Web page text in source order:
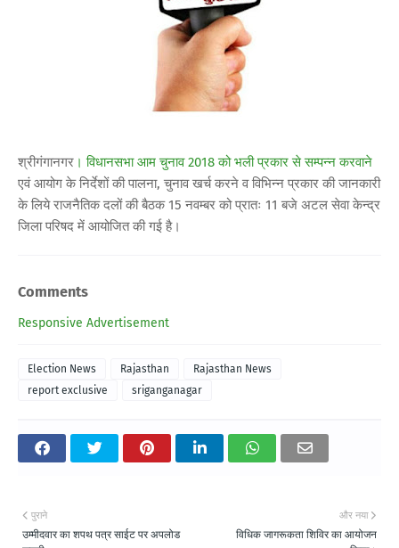
श्रीगंगानगर । विधानसभा आम चुनाव 2018 को भली प्रकार से सम्पन्न करवाने
एवं आयोग के निर्देशों की पालना, चुनाव खर्च करने व विभिन्न प्रकार की जानकारी
के लिये राजनैतिक दलों की बैठक 15 नवम्बर को प्रातः 11 बजे अटल सेवा केन्द्र
जिला परिषद में आयोजित की गई है।
Comments
Responsive Advertisement
Election News Rajasthan
Rajasthan News
report exclusive
sriganganagar
और नया
विधिक जागरूकता शिविर का आयोजन
पुराने
उम्मीदवार का शपथ पत्र साईट पर अपलोड